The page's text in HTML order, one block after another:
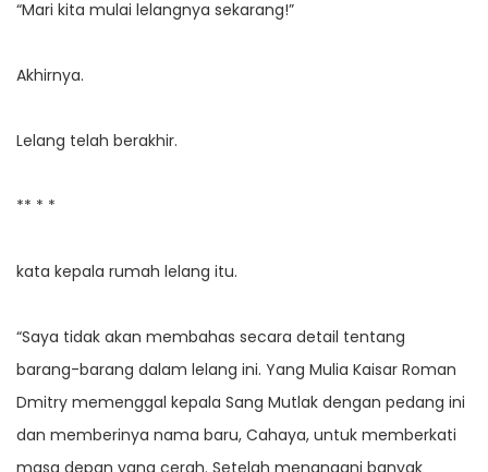
“Mari kita mulai lelangnya sekarang!”
Akhirnya.
Lelang telah berakhir.
** * *
kata kepala rumah lelang itu.
“Saya tidak akan membahas secara detail tentang
barang-barang dalam lelang ini. Yang Mulia Kaisar Roman
Dmitry memenggal kepala Sang Mutlak dengan pedang ini
dan memberinya nama baru, Cahaya, untuk memberkati